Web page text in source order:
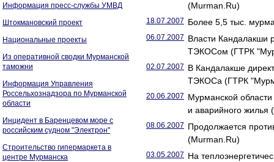
Информация пресс-службы УМВД
Штокмановский проект
Национальные проекты
Из оперативной сводки Мурманской
таможни
Информация Управления
Россельхознадзора по Мурманской
области
Инцидент в Баренцевом море с
российским судном "Электрон"
Строительство гипермаркета в
центре Мурманска
(Murman.Ru)
18.07.2007 Более 5,5 тыс.
06.07.2007 Власти Кандалакши
ТЭКОСом (ГТРК
02.07.2007 В Кандалакше
ТЭКОСа (ГТРК
20.06.2007 Мурманской
и аварийного
08.06.2007 Продолжается
(Murman.Ru)
03.05.2007 На